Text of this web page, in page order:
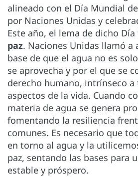
alineado con el Día Mundial
por Naciones Unidas y
Este año, el lema de dicho Día
paz. Naciones Unidas llamó a
base de que el agua no es
se aprovecha y por el que se
derecho humano, intrínseco a
aspectos de la vida. Cuando
materia de agua se genera
fomentando la resiliencia
comunes. Es necesario que
en torno al agua y la
paz, sentando las bases para
estable y próspero.